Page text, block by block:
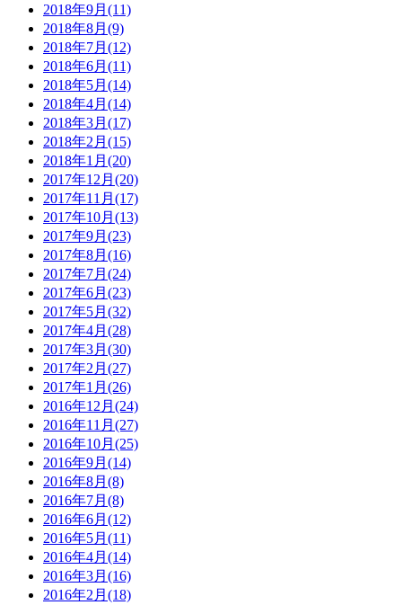
2018年9月(11)
2018年8月(9)
2018年7月(12)
2018年6月(11)
2018年5月(14)
2018年4月(14)
2018年3月(17)
2018年2月(15)
2018年1月(20)
2017年12月(20)
2017年11月(17)
2017年10月(13)
2017年9月(23)
2017年8月(16)
2017年7月(24)
2017年6月(23)
2017年5月(32)
2017年4月(28)
2017年3月(30)
2017年2月(27)
2017年1月(26)
2016年12月(24)
2016年11月(27)
2016年10月(25)
2016年9月(14)
2016年8月(8)
2016年7月(8)
2016年6月(12)
2016年5月(11)
2016年4月(14)
2016年3月(16)
2016年2月(18)